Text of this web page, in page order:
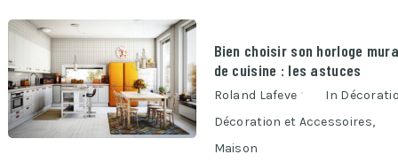
Bien choisir son horloge
de cuisine : les astuces
Roland Lafeve In
Décoration et Accessoires,
Maison